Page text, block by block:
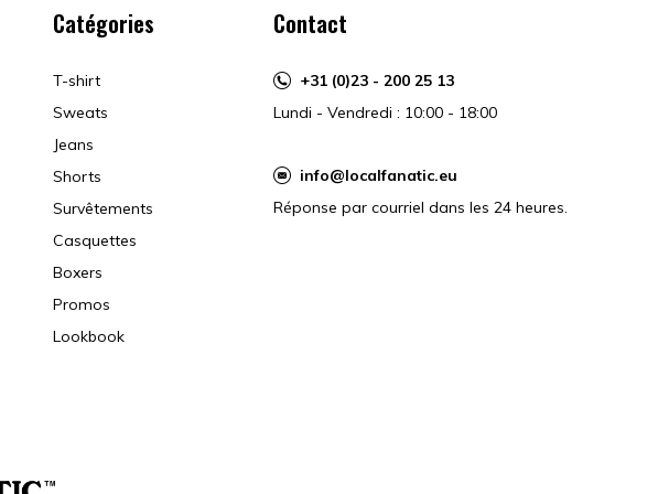
Catégories
T-shirt
Sweats
Jeans
Shorts
Survêtements
Casquettes
Boxers
Promos
Lookbook
Contact
+31 (0)23 - 200 25 13
Lundi - Vendredi : 10:00 - 18:00
info@localfanatic.eu
Réponse par courriel dans les 24 heures.